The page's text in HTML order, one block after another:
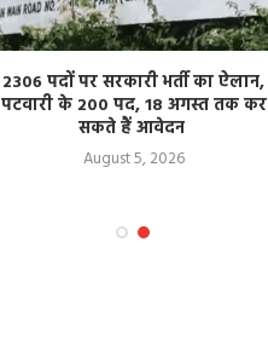
2306 पदों पर सरकारी भर्ती का ऐलान,
पटवारी के 200 पद, 18 अगस्त तक कर
सकते हैं आवेदन
August 5, 2026